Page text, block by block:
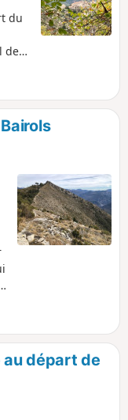
du
de
le
et,
au départ de